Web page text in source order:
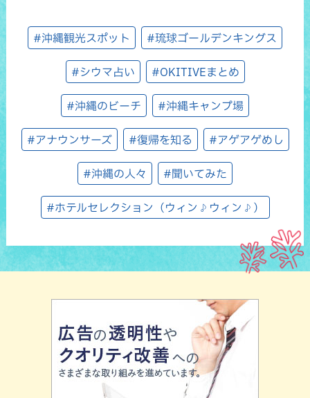
#沖縄観光スポット #琉球ゴールデンキングス
#シウマ占い #OKITIVEまとめ
#沖縄のビーチ #沖縄キャンプ場
#アナウンサーズ #復帰を知る #アゲアゲめし
#沖縄の人々 #聞いてみた
#ホテルセレクション（ウィン♪ウィン♪）